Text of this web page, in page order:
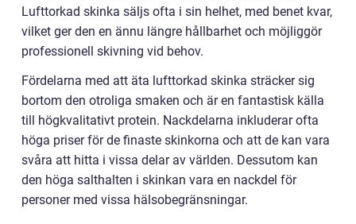
Lufttorkad skinka säljs ofta i sin helhet, med benet kvar,
vilket ger den en ännu längre hållbarhet och möjliggör
professionell skivning vid behov.
Fördelarna med att äta lufttorkad skinka sträcker sig
bortom den otroliga smaken och är en fantastisk källa
till högkvalitativt protein. Nackdelarna inkluderar ofta
höga priser för de finaste skinkorna och att de kan vara
svåra att hitta i vissa delar av världen. Dessutom kan
den höga salthalten i skinkan vara en nackdel för
personer med vissa hälsobegränsningar.